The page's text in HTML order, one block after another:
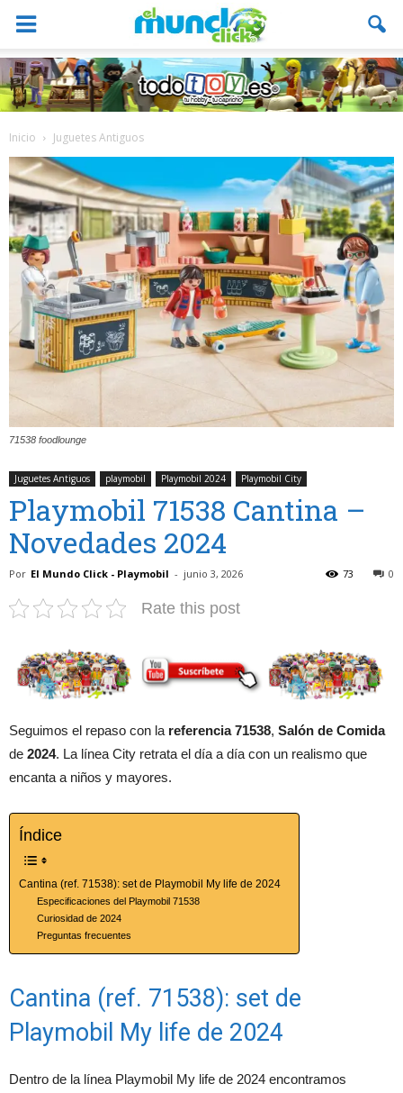
Inicio Juguetes Antiguos
71538 foodlounge
Juguetes Antiguos playmobil Playmobil 2024 Playmobil City
Playmobil 71538 Cantina –
Novedades 2024
Por El Mundo Click - Playmobil - junio 3, 2026 0
73
Rate this post
Seguimos el repaso con la referencia 71538, Salón de Comida
de 2024. La línea City retrata el día a día con un realismo que
encanta a niños y mayores.
Índice
Cantina (ref. 71538): set de Playmobil My life de 2024
Especificaciones del Playmobil 71538
Curiosidad de 2024
Preguntas frecuentes
Cantina (ref. 71538): set de
Playmobil My life de 2024
Dentro de la línea Playmobil My life de 2024 encontramos